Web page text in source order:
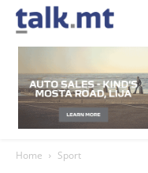
Home Sport